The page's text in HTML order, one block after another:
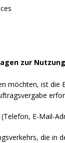
zur
möchten, ist die
E-Mail-
die in